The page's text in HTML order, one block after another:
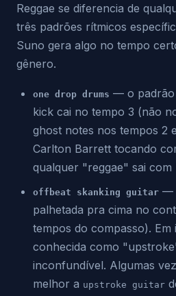
Reggae se diferencia de
três padrões rítmicos
Suno gera algo no tempo
gênero.
one drop drums — o padrão
kick cai no tempo 3 (não
ghost notes nos tempos 2
Carlton Barrett tocando
qualquer "reggae" sai com
offbeat skanking guitar —
palhetada pra cima no
tempos do compasso). Em
conhecida como
inconfundível. Algumas
melhor a upstroke guitar